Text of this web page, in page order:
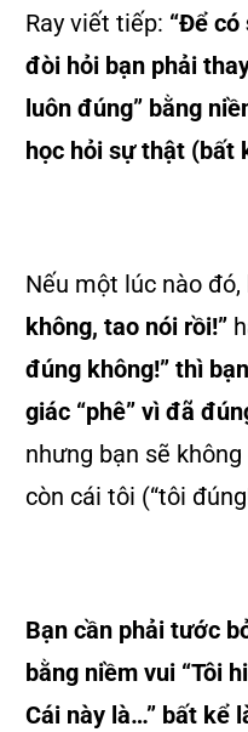
Ray viết tiếp: “Để
đòi hỏi bạn phải
luôn đúng” bằng
học hỏi sự thật (bất
Nếu một lúc nào
không, tao nói rồi!”
đúng không!” thì
giác “phê” vì đã
nhưng bạn sẽ
còn cái tôi (“tôi
Bạn cần phải tước
bằng niềm vui “Tôi
Cái này là…” bất kể